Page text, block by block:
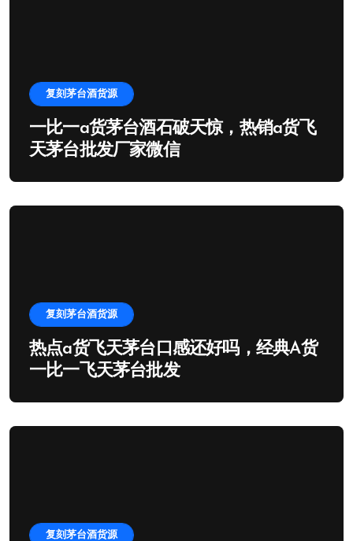
复刻茅台酒货源
一比一a货茅台酒石破天惊，热销a货飞
天茅台批发厂家微信
复刻茅台酒货源
热点a货飞天茅台口感还好吗，经典A货
一比一飞天茅台批发
复刻茅台酒货源